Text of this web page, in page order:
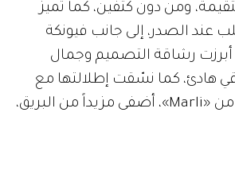
ومن دون كتفين، كما تميز
عند الصدر، إلى جانب فيونكة
أبرزت رشاقة التصميم وجمال
هادئ، كما نسّقت إطلالتها مع
عقد ألماسي فاخر من «Marli»، أضفى مزيداً من البريق،